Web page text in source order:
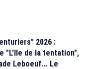
2026 :
"L'île de la tentation",
Leboeuf... Le